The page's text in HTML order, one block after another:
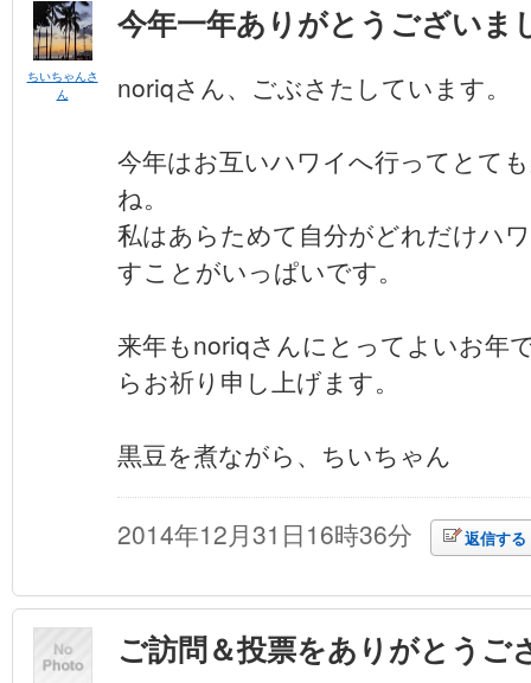
ちいちゃんさ
ん
今年一年ありがとうございま
noriqさん、ごぶさたしています。
今年はお互いハワイへ行ってとて
ね。
私はあらためて自分がどれだけハ
すことがいっぱいです。
来年もnoriqさんにとってよいお年
らお祈り申し上げます。
黒豆を煮ながら、ちいちゃん
2014年12月31日16時36分 返信する
ご訪問＆投票をありがとうご